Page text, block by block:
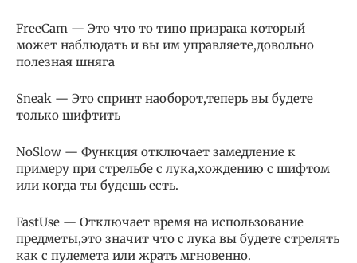
FreeCam — Это что то типо призрака который
может наблюдать и вы им управляете,довольно
полезная шняга
Sneak — Это спринт наоборот,теперь вы будете
только шифтить
NoSlow — Функция отключает замедление к
примеру при стрельбе с лука,хождению с шифтом
или когда ты будешь есть.
FastUse — Отключает время на использование
предметы,это значит что с лука вы будете стрелять
как с пулемета или жрать мгновенно.